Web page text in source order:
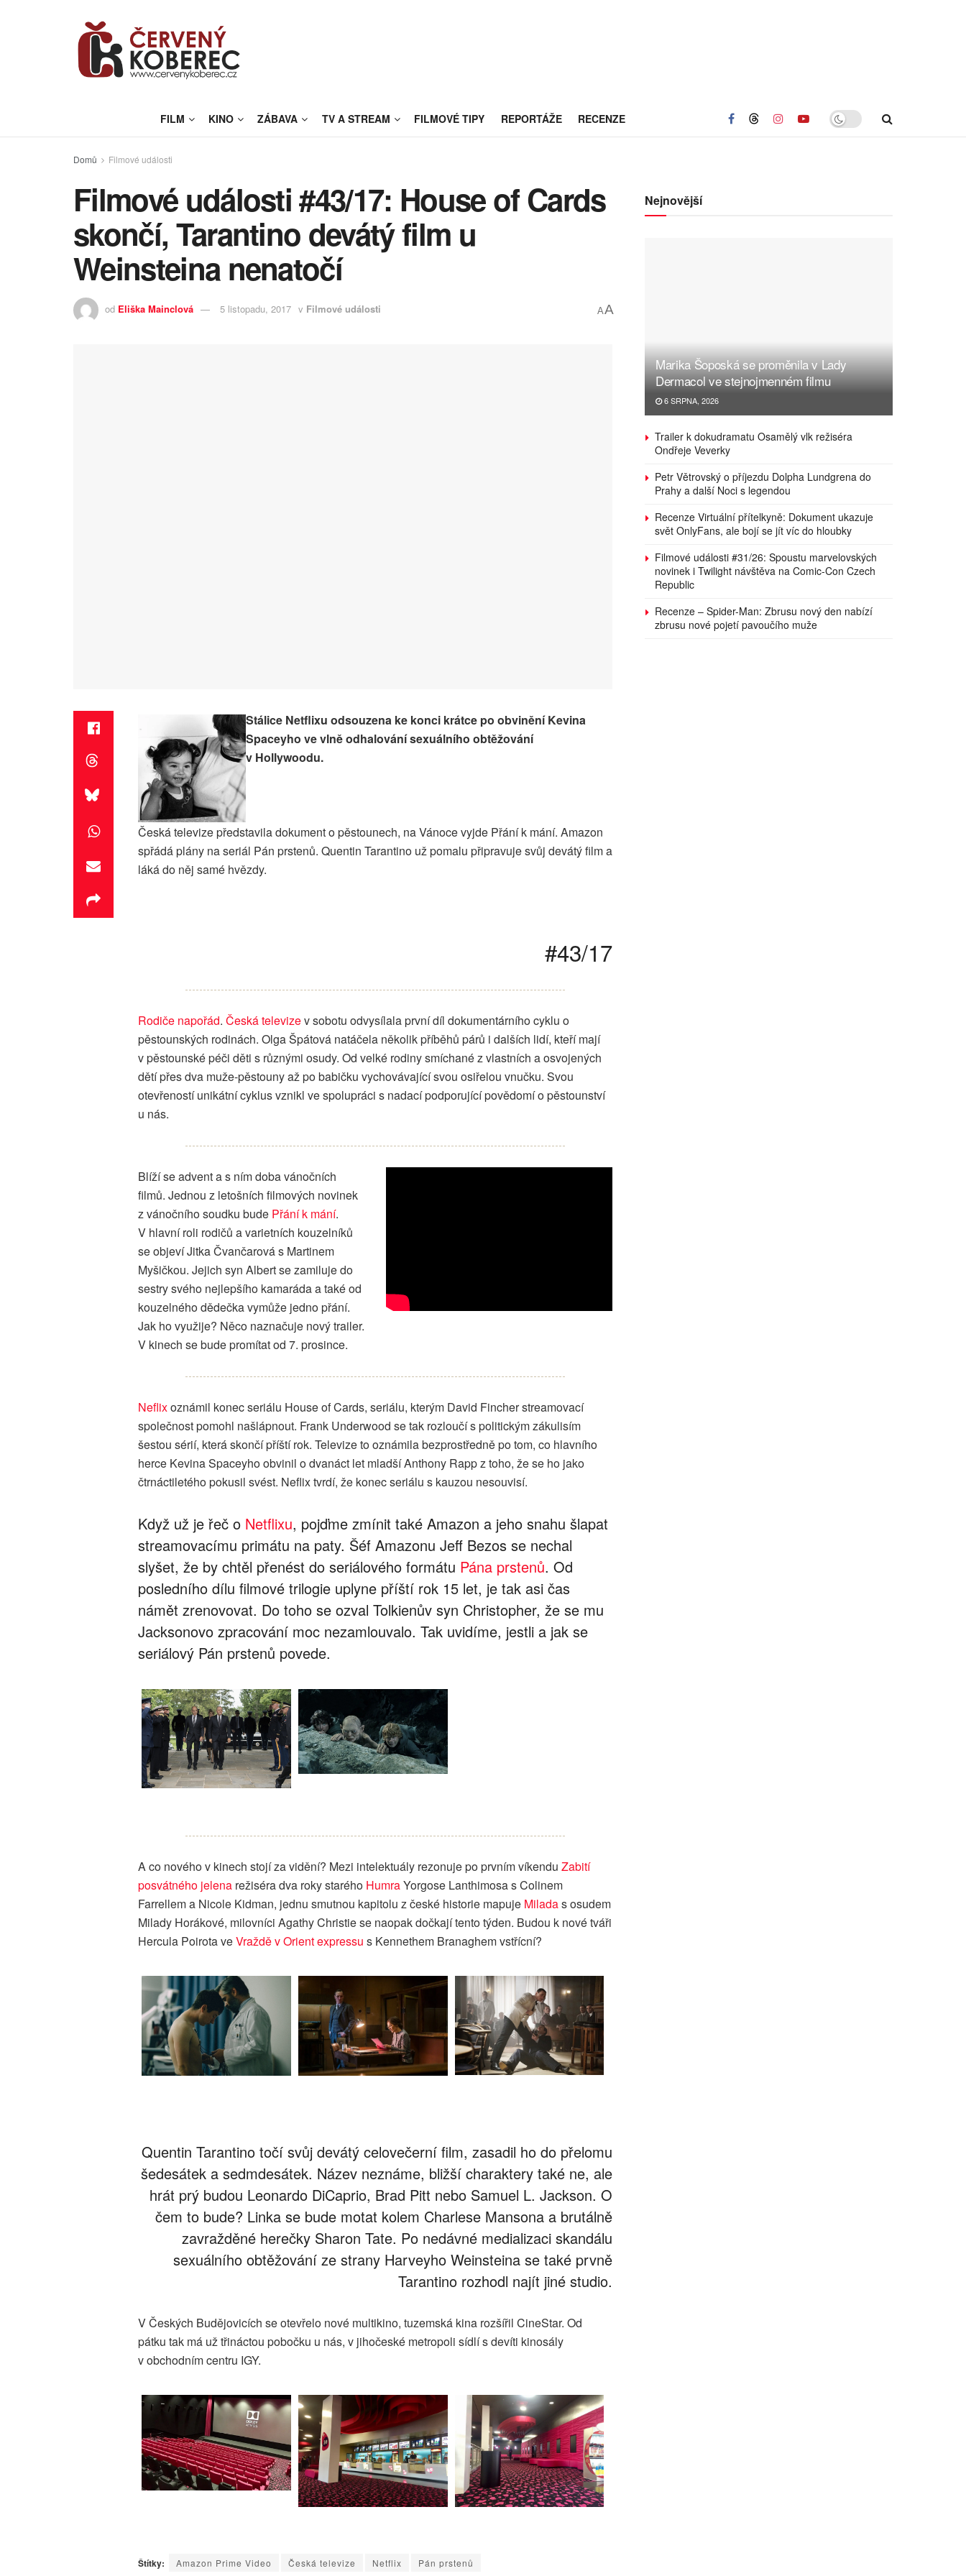
FILM KINO ZÁBAVA TV A STREAM FILMOVÉ TIPY REPORTÁŽE RECENZE
Domů Filmové události
Filmové události #43/17: House of Cards
skončí, Tarantino devátý film u
Weinsteina nenatočí
od Eliška Mainclová 5 listopadu, 2017 v Filmové události AA
Stálice Netflixu odsouzena ke konci krátce po obvinění Kevina
Spaceyho ve vlně odhalování sexuálního obtěžování
v Hollywoodu.
Česká televize představila dokument o pěstounech, na Vánoce vyjde Přání k mání. Amazon
spřádá plány na seriál Pán prstenů. Quentin Tarantino už pomalu připravuje svůj devátý film a
láká do něj samé hvězdy.
#43/17
Rodiče napořád. Česká televizev sobotu odvysílala první díl dokumentárního cyklu o
pěstounských rodinách. Olga Špátová natáčela několik příběhů párů i dalších lidí, kteří mají
v pěstounské péči děti s různými osudy. Od velké rodiny smíchané z vlastních a osvojených
dětí přes dva muže-pěstouny až po babičku vychovávající svou osiřelou vnučku. Svou
otevřeností unikátní cyklus vznikl ve spolupráci s nadací podporující povědomí o pěstounství
u nás.
Blíží se advent a s ním doba vánočních
filmů. Jednou z letošních filmových novinek
z vánočního soudku bude Přání k mání.
V hlavní roli rodičů a varietních kouzelníků
se objeví Jitka Čvančarová s Martinem
Myšičkou. Jejich syn Albert se zamiluje do
sestry svého nejlepšího kamaráda a také od
kouzelného dědečka vymůže jedno přání.
Jak ho využije? Něco naznačuje nový trailer.
V kinech se bude promítat od 7. prosince.
Neflixoznámil konec seriálu House of Cards, seriálu, kterým David Fincher streamovací
společnost pomohl našlápnout. Frank Underwood se tak rozloučí s politickým zákulisím
šestou sérií, která skončí příští rok. Televize to oznámila bezprostředně po tom, co hlavního
herce Kevina Spaceyho obvinil o dvanáct let mladší Anthony Rapp z toho, že se ho jako
čtrnáctiletého pokusil svést. Neflix tvrdí, že konec seriálu s kauzou nesouvisí.
Když už je řeč o Netflixu, pojďme zmínit také Amazon a jeho snahu šlapat
streamovacímu primátu na paty. Šéf Amazonu Jeff Bezos se nechal
slyšet, že by chtěl přenést do seriálového formátu Pána prstenů. Od
posledního dílu filmové trilogie uplyne příští rok 15 let, je tak asi čas
námět zrenovovat. Do toho se ozval Tolkienův syn Christopher, že se mu
Jacksonovo zpracování moc nezamlouvalo. Tak uvidíme, jestli a jak se
seriálový Pán prstenů povede.
A co nového v kinech stojí za vidění? Mezi intelektuály rezonuje po prvním víkendu Zabití
posvátného jelena režiséra dva roky starého HumraYorgose Lanthimosa s Colinem
Farrellem a Nicole Kidman, jednu smutnou kapitolu z české historie mapuje Miladas osudem
Milady Horákové, milovníci Agathy Christie se naopak dočkají tento týden. Budou k nové tváři
Hercula Poirota veVraždě v Orient expressu s Kennethem Branaghem vstřícní?
Quentin Tarantino točí svůj devátý celovečerní film, zasadil ho do přelomu
šedesátek a sedmdesátek. Název neznáme, bližší charaktery také ne, ale
hrát prý budou Leonardo DiCaprio, Brad Pitt nebo Samuel L. Jackson. O
čem to bude? Linka se bude motat kolem Charlese Mansona a brutálně
zavražděné herečky Sharon Tate. Po nedávné medializaci skandálu
sexuálního obtěžování ze strany Harveyho Weinsteina se také prvně
Tarantino rozhodl najít jiné studio.
V Českých Budějovicích se otevřelo nové multikino, tuzemská kina rozšířil CineStar. Od
pátku tak má už třináctou pobočku u nás, v jihočeské metropoli sídlí s devíti kinosály
v obchodním centru IGY.
Štítky: Amazon Prime Video Česká televize Netflix Pán prstenů
Nejnovější
Marika Šoposká se proměnila v Lady
Dermacol ve stejnojmenném filmu
6 SRPNA, 2026
Trailer k dokudramatu Osamělý vlk režiséra
Ondřeje Veverky
Petr Větrovský o příjezdu Dolpha Lundgrena do
Prahy a další Noci s legendou
Recenze Virtuální přítelkyně: Dokument ukazuje
svět OnlyFans, ale bojí se jít víc do hloubky
Filmové události #31/26: Spoustu marvelovských
novinek i Twilight návštěva na Comic-Con Czech
Republic
Recenze – Spider-Man: Zbrusu nový den nabízí
zbrusu nové pojetí pavoučího muže